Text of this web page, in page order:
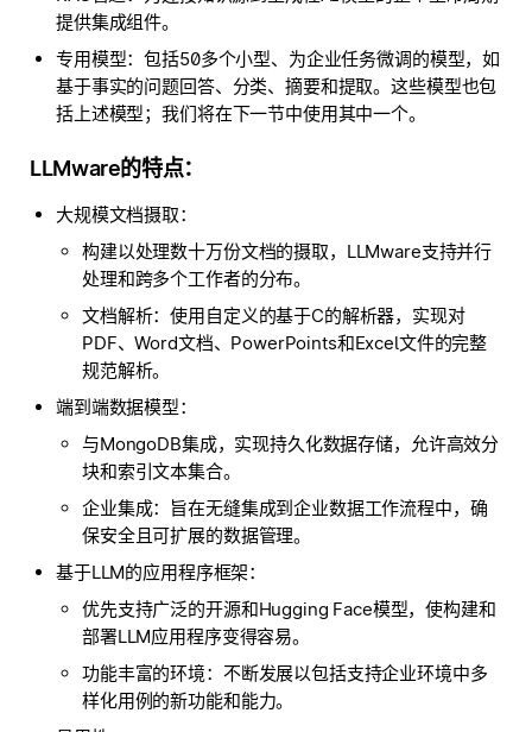
提供集成组件。
专用模型：包括50多个小型、为企业任务微调的模型，如
基于事实的问题回答、分类、摘要和提取。这些模型也包
括上述模型；我们将在下一节中使用其中一个。
LLMware的特点：
大规模文档摄取：
构建以处理数十万份文档的摄取，LLMware支持并行
处理和跨多个工作者的分布。
文档解析：使用自定义的基于C的解析器，实现对
PDF、Word文档、PowerPoints和Excel文件的完整
规范解析。
端到端数据模型：
与MongoDB集成，实现持久化数据存储，允许高效分
块和索引文本集合。
企业集成：旨在无缝集成到企业数据工作流程中，确
保安全且可扩展的数据管理。
基于LLM的应用程序框架：
优先支持广泛的开源和Hugging Face模型，使构建和
部署LLM应用程序变得容易。
功能丰富的环境：不断发展以包括支持企业环境中多
样化用例的新功能和能力。